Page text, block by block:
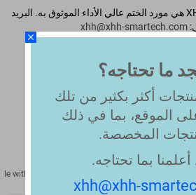
الشركة المصنعة المهنية XHH هي مورد الختم عالي الأداء الموثوق به. البريد
xhh@xhh-smartech.com
with Hot Melt Systems
close
ما تحتاجه؟
أكثر بكثير من تلك
الموقع، بما في ذلك
المخصصة.
بما تحتاجه.
xhh@xhh-